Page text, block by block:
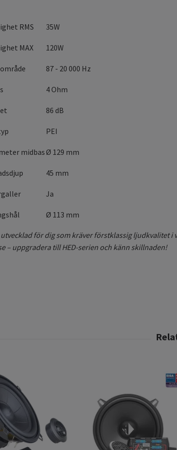
RMS 35W
MAX 120W
87 - 20 000 Hz
4 Ohm
86 dB
PEI
midbasØ 129 mm
45 mm
Ja
Ø 113 mm
utvecklad för dig som kräver förstklassig ljudkvalitet
– uppgradera till HED-serien och känn skillnaden!